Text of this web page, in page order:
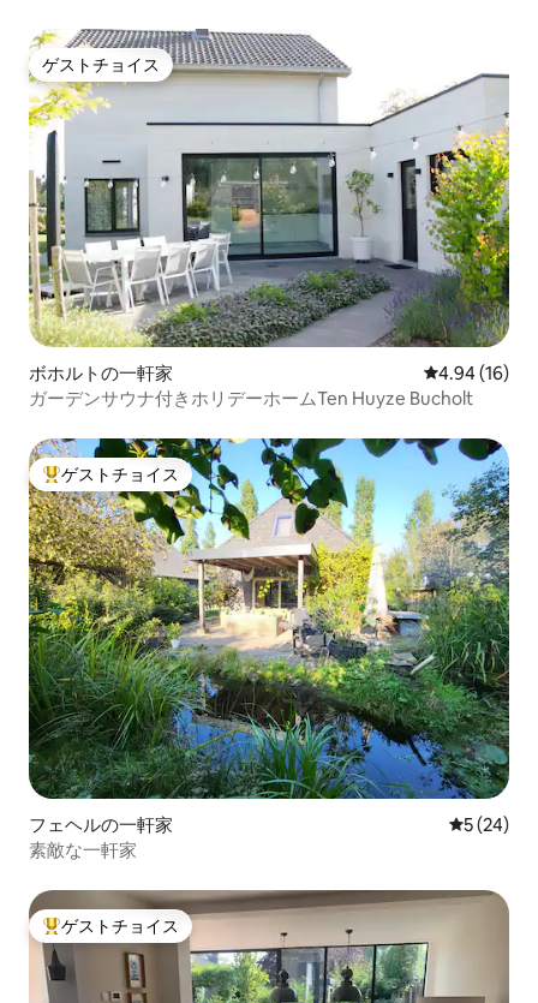
ゲストチョイス
ゲストチョイス
ボホルトの一軒家 レビュー16
4.94 (16)
ガーデンサウナ付きホリデーホームTen Huyze Bucholt
大好評のゲストチョイスです。
ゲストチョイス
フェヘルの一軒家 レビュー
5 (24)
素敵な一軒家
大好評のゲストチョイスです。
ゲストチョイス